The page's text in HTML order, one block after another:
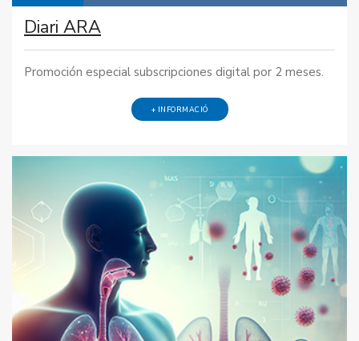
Diari ARA
Promoción especial subscripciones digital por 2 meses.
+ INFORMACIÓ